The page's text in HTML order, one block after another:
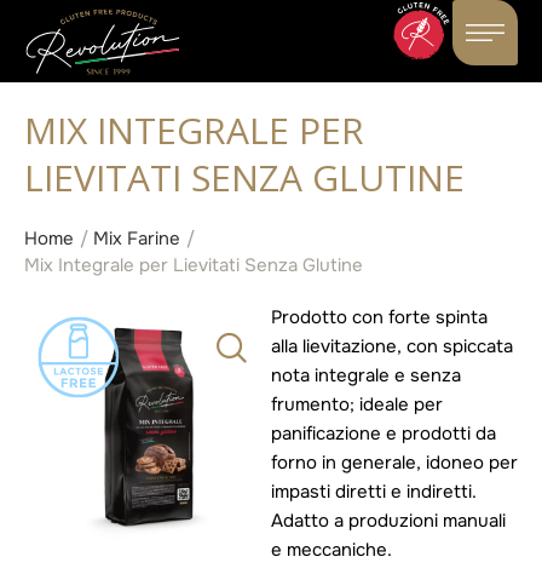
MIX INTEGRALE PER
LIEVITATI SENZA GLUTINE
Home / Mix Farine /
Mix Integrale per Lievitati Senza Glutine
Prodotto con forte spinta
alla lievitazione, con spiccata
nota integrale e senza
frumento; ideale per
panificazione e prodotti da
forno in generale, idoneo per
impasti diretti e indiretti.
Adatto a produzioni manuali
e meccaniche.